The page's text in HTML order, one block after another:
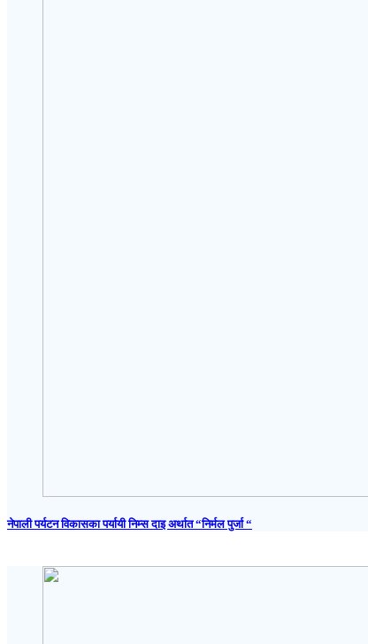
नेपाली पर्यटन विकासका पर्यायी निम्स दाइ अर्थात “निर्मल पुर्जा “